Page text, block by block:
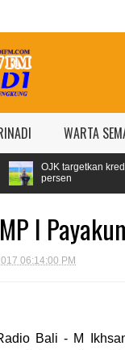
WARTA
kredit perbankan pada
I
06:14:00 PM
Bali - M